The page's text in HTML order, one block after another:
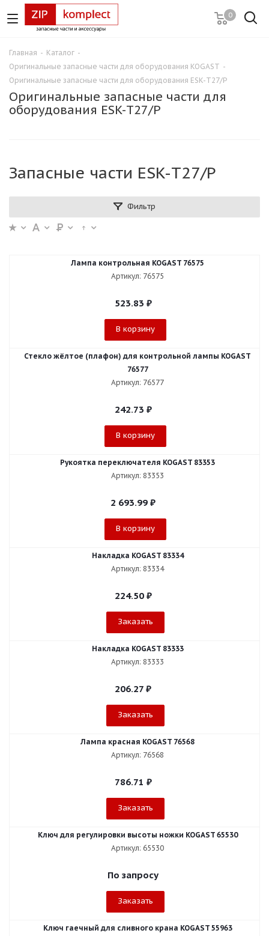
0
Главная - Каталог -
Оригинальные запасные части для оборудования KOGAST -
Оригинальные запасные части для оборудования ESK-T27/P
Оригинальные запасные части для
оборудования ESK-T27/P
Запасные части ESK-T27/P
Фильтр
Лампа контрольная KOGAST 76575
Артикул: 76575
523.83 ₽
В корзину
Стекло жёлтое (плафон) для контрольной лампы KOGAST
76577
Артикул: 76577
242.73 ₽
В корзину
Рукоятка переключателя KOGAST 83353
Артикул: 83353
2 693.99 ₽
В корзину
Накладка KOGAST 83334
Артикул: 83334
224.50₽
Заказать
Накладка KOGAST 83333
Артикул: 83333
206.27 ₽
Заказать
Лампа красная KOGAST 76568
Артикул: 76568
786.71 ₽
Заказать
Ключ для регулировки высоты ножки KOGAST 65530
Артикул: 65530
По запросу
Заказать
Ключ гаечный для сливного крана KOGAST 55963